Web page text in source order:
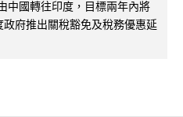
國轉往印度，目標兩年內將
府推出關稅豁免及稅務優惠延